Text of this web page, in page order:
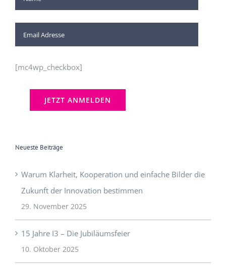
[mc4wp_checkbox]
Neueste Beiträge
Warum Klarheit, Kooperation und einfache Bilder die
Zukunft der Innovation bestimmen
29. November 2025
15 Jahre I3 – Die Jubiläumsfeier
10. Oktober 2025